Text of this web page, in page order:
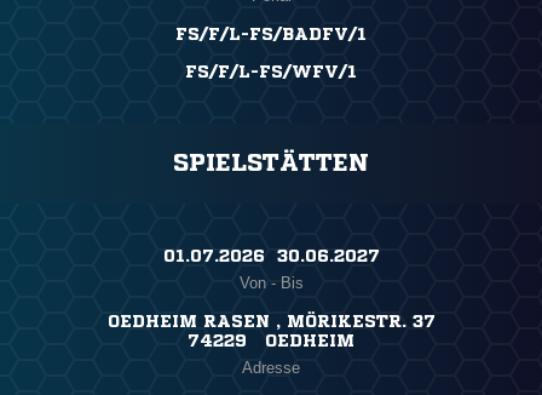
FS/F/L-FS/BADFV/1
FS/F/L-FS/WFV/1
SPIELSTÄTTEN
01.07.2026 ​ 30.06.2027
Von - Bis
OEDHEIM RASEN , MÖRIKESTR. 37
74229 OEDHEIM
Adresse